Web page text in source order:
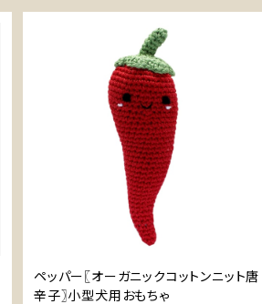
ペッパー〖オーガニックコットンニット唐
辛子〗小型犬用おもちゃ